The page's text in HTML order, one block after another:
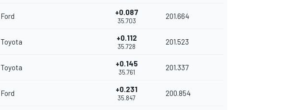
Ford +0.087
35.703
201.664
Toyota +0.112
35.728
201.523
Toyota +0.145
35.761
201.337
Ford +0.231
35.847
200.854